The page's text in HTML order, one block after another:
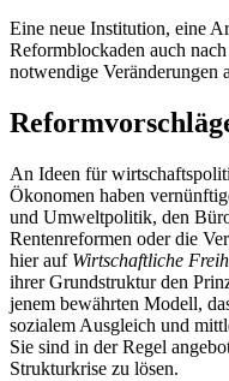
Eine neue Institution, eine
Reformblockaden auch
notwendige Veränderungen
An Ideen für
Ökonomen haben
und Umweltpolitik, den
Rentenreformen oder die
hier auf Wirtschaftliche
ihrer Grundstruktur den
jenem bewährten Modell,
sozialem Ausgleich und
Sie sind in der Regel
Strukturkrise zu lösen.